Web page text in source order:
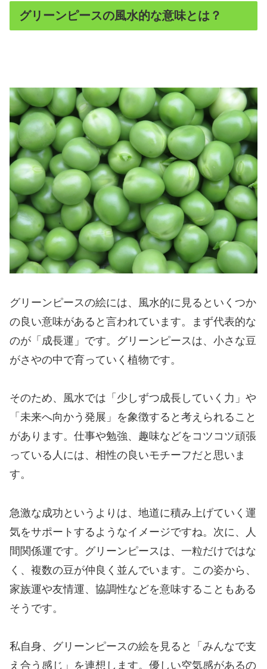
グリーンピースの風水的な意味とは？
グリーンピースの絵には、風水的に見るといくつか
の良い意味があると言われています。まず代表的な
のが「成長運」です。グリーンピースは、小さな豆
がさやの中で育っていく植物です。
そのため、風水では「少しずつ成長していく力」や
「未来へ向かう発展」を象徴すると考えられること
があります。仕事や勉強、趣味などをコツコツ頑張
っている人には、相性の良いモチーフだと思いま
す。
急激な成功というよりは、地道に積み上げていく運
気をサポートするようなイメージですね。次に、人
間関係運です。グリーンピースは、一粒だけではな
く、複数の豆が仲良く並んでいます。この姿から、
家族運や友情運、協調性などを意味することもある
そうです。
私自身、グリーンピースの絵を見ると「みんなで支
え合う感じ」を連想します。優しい空気感があるの